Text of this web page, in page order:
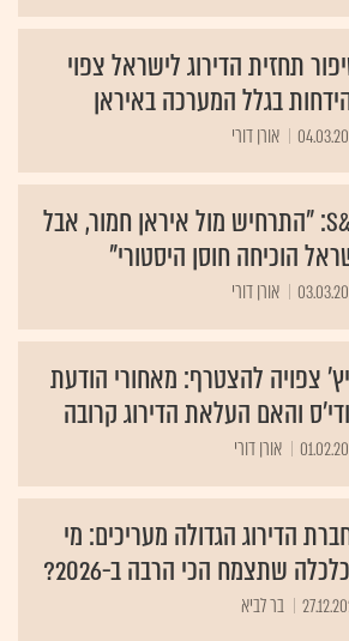
תחזית הדירוג לישראל צפוי
בגלל המערכה באיראן
אורן דורי
S&P: "התרחיש מול איראן חמור, אבל
הוכיחה חוסן היסטורי"
אורן דורי
צפויה להצטרף: מאחורי הודעת
והאם העלאת הדירוג קרובה
אורן דורי
הדירוג הגדולה מעריכים: מי
שתצמח הכי הרבה ב-2026?
בר לביא